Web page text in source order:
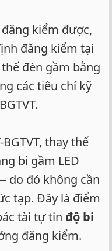
kiểm được,
đăng kiểm tại
đèn gầm bằng
các tiêu chí kỹ
thay thế
bi gầm LED
do đó không cần
tạp. Đây là điểm
tài tự tin độ bi
đăng kiểm.